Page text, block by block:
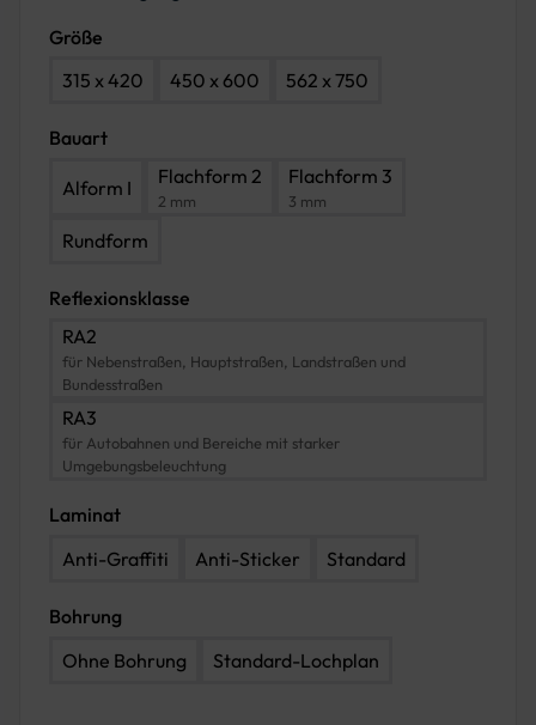
Größe
315 x 420
450 x 600 562 x 750
Bauart
Alform I Flachform 2
2 mm
Flachform 3
3 mm
Rundform
Reflexionsklasse
RA2
für Nebenstraßen, Hauptstraßen, Landstraßen und
Bundesstraßen
RA3
für Autobahnen und Bereiche mit starker
Umgebungsbeleuchtung
Laminat
Anti-Graffiti
Anti-Sticker Standard
Bohrung
Ohne Bohrung
Standard-Lochplan